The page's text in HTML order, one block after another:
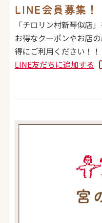
LINE会員募集！
「チロリン村新琴似店
お得なクーポンやお店
得にご利用ください！！
LINE友だちに追加する